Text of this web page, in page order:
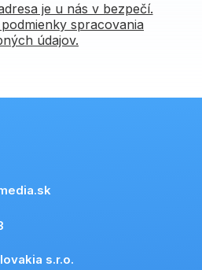
je u nás v bezpečí.
spracovania
údajov.
s.r.o.